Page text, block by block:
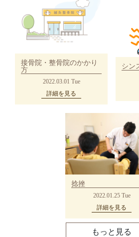
接骨院・整骨院のかかり
方
2022.03.01 Tue
詳細を見る
シン
捻挫
2022.01.25 Tue
詳細を見る
もっと見る